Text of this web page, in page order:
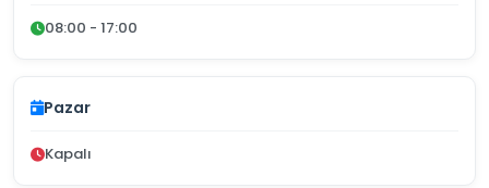
08:00 - 17:00
Pazar
Kapalı